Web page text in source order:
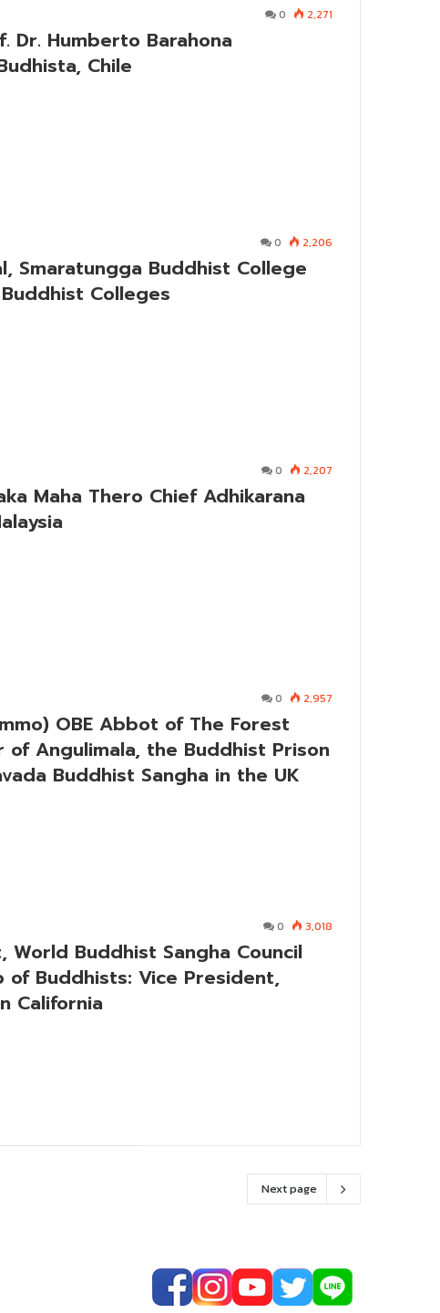
0 2,271
Dr. Humberto Barahona
Chile
0 2,206
Smaratungga Buddhist College
Colleges
0 2,207
Maha Thero Chief Adhikarana
0 2,957
OBE Abbot of The Forest
Angulimala, the Buddhist Prison
Buddhist Sangha in the UK
0 3,018
World Buddhist Sangha Council
of Buddhists: Vice President,
California
Next page